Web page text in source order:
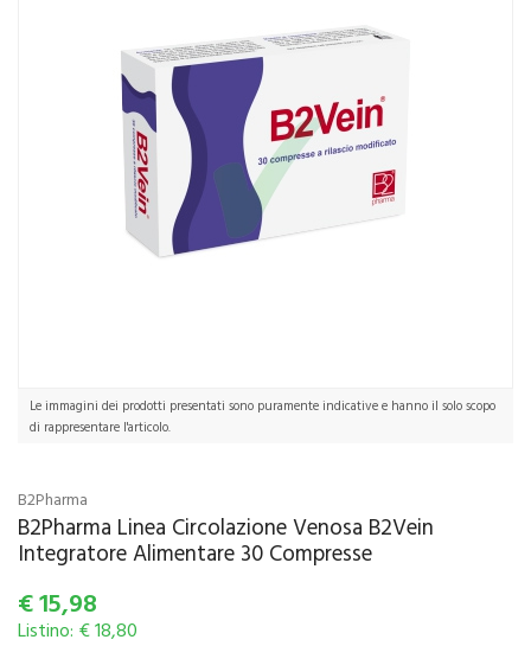
Le immagini dei prodotti presentati sono puramente indicative e hanno il solo scopo
di rappresentare l'articolo.
B2Pharma
B2Pharma Linea Circolazione Venosa B2Vein
Integratore Alimentare 30 Compresse
€15,98
Listino: € 18,80